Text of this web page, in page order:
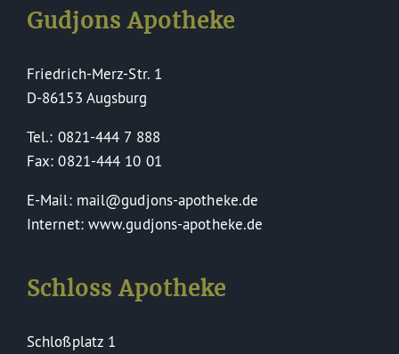
Gudjons Apotheke
Friedrich-Merz-Str. 1
D-86153 Augsburg
Tel.: 0821-444 7 888
Fax: 0821-444 10 01
E-Mail: mail@gudjons-apotheke.de
Internet: www.gudjons-apotheke.de
Schloss Apotheke
Schloßplatz 1